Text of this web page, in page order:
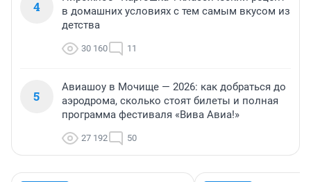
4
в домашних условиях с тем самым вкусом из
детства
30 160 11
5
Авиашоу в Мочище — 2026: как добраться до
аэродрома, сколько стоят билеты и полная
программа фестиваля «Вива Авиа!»
27 192 50